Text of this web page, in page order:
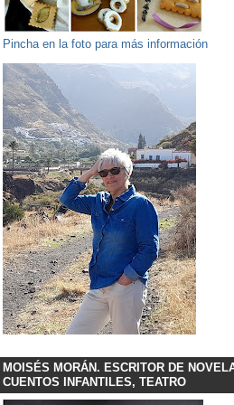
Pincha en la foto para más información
MOISÉS MORÁN. ESCRITOR DE
CUENTOS INFANTILES, TEATRO